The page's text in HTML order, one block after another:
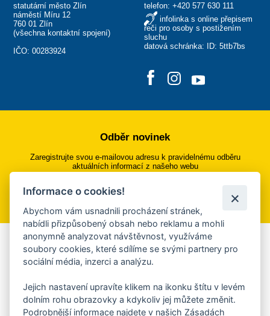
statutární město Zlín
náměstí Míru 12
760 01 Zlín
(všechna kontaktní spojení)
IČO: 00283924
telefon: +420 577 630 111
infolinka s online přepisem
řeči pro osoby s postižením
sluchu
datová schránka: ID: 5ttb7bs
Odběr novinek
Zaregistrujte svou e-mailovou adresu k pravidelnému odběru
aktuálních informací z našeho webu
Přihlásit se k odběru
Aplikace Mobilní rozhlas
Chcete dostávat do svého mobilu či mailu upozornění na
ankety, pozvánky na kulturní a sportovní akce?
Více informací o aplikaci
Informace o cookies!
Abychom vám usnadnili procházení stránek,
nabídli přizpůsobený obsah nebo reklamu a mohli
anonymně analyzovat návštěvnost, využíváme
soubory cookies, které sdílíme se svými partnery pro
sociální média, inzerci a analýzu.
Jejich nastavení upravíte klikem na ikonku štítu v levém
dolním rohu obrazovky a kdykoliv jej můžete změnit.
Podrobnější informace najdete v našich Zásadách